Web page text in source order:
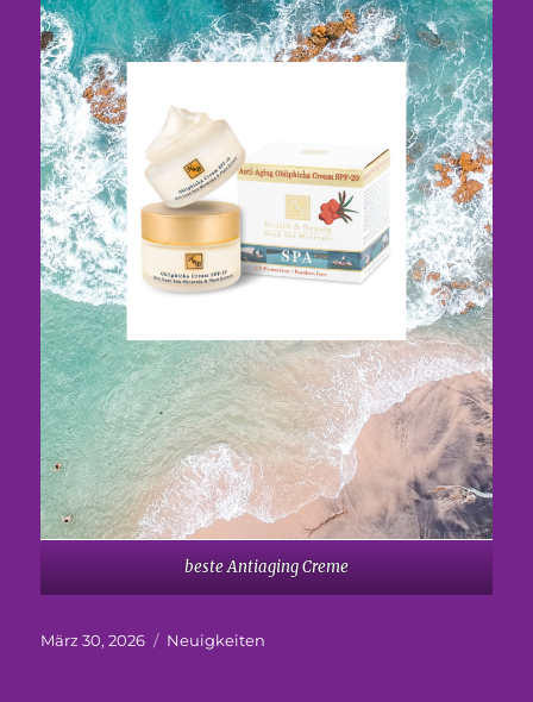
beste Antiaging Creme
Veröffentlicht
März 30, 2026 Kategorien
Neuigkeiten